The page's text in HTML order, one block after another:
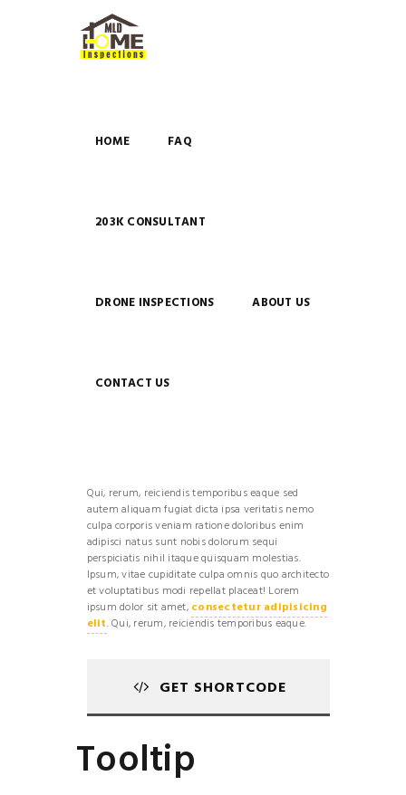
HOME FAQ
203K CONSULTANT
DRONE INSPECTIONS ABOUT US
CONTACT US
Qui, rerum, reiciendis temporibus eaque sed
autem aliquam fugiat dicta ipsa veritatis nemo
culpa corporis veniam ratione doloribus enim
adipisci natus sunt nobis dolorum sequi
perspiciatis nihil itaque quisquam molestias.
Ipsum, vitae cupiditate culpa omnis quo architecto
et voluptatibus modi repellat placeat! Lorem
ipsum dolor sit amet, consectetur adipisicing
elit. Qui, rerum, reiciendis temporibus eaque.
GET SHORTCODE
Tooltip